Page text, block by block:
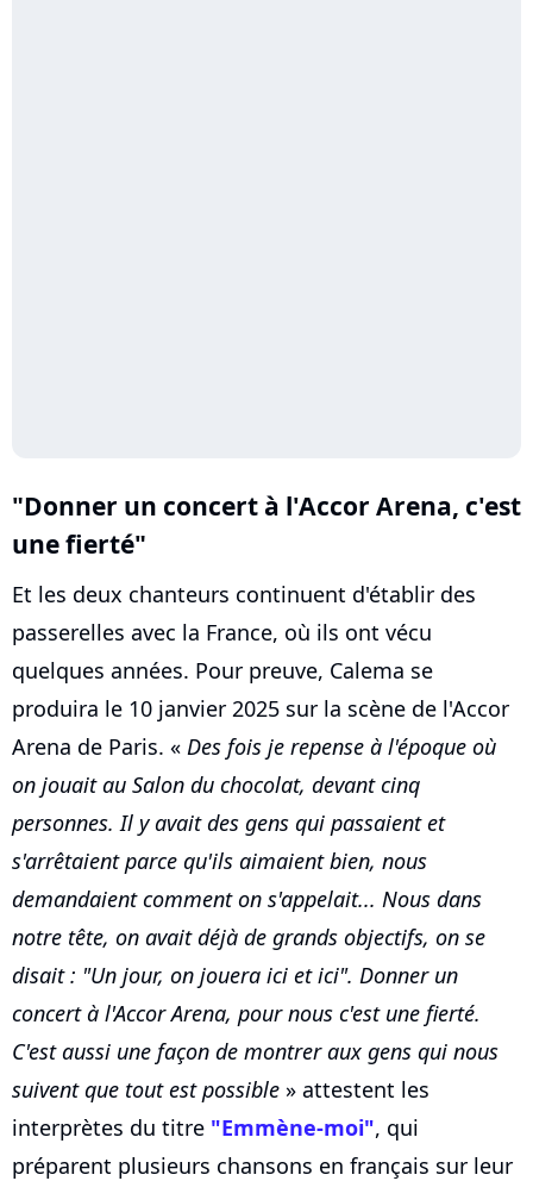
"Donner un concert à l'Accor Arena, c'est
une fierté"
Et les deux chanteurs continuent d'établir des
passerelles avec la France, où ils ont vécu
quelques années. Pour preuve, Calema se
produira le 10 janvier 2025 sur la scène de l'Accor
Arena de Paris. « Des fois je repense à l'époque où
on jouait au Salon du chocolat, devant cinq
personnes. Il y avait des gens qui passaient et
s'arrêtaient parce qu'ils aimaient bien, nous
demandaient comment on s'appelait... Nous dans
notre tête, on avait déjà de grands objectifs, on se
disait : "Un jour, on jouera ici et ici". Donner un
concert à l'Accor Arena, pour nous c'est une fierté.
C'est aussi une façon de montrer aux gens qui nous
suivent que tout est possible » attestent les
interprètes du titre "Emmène-moi", qui
préparent plusieurs chansons en français sur leur